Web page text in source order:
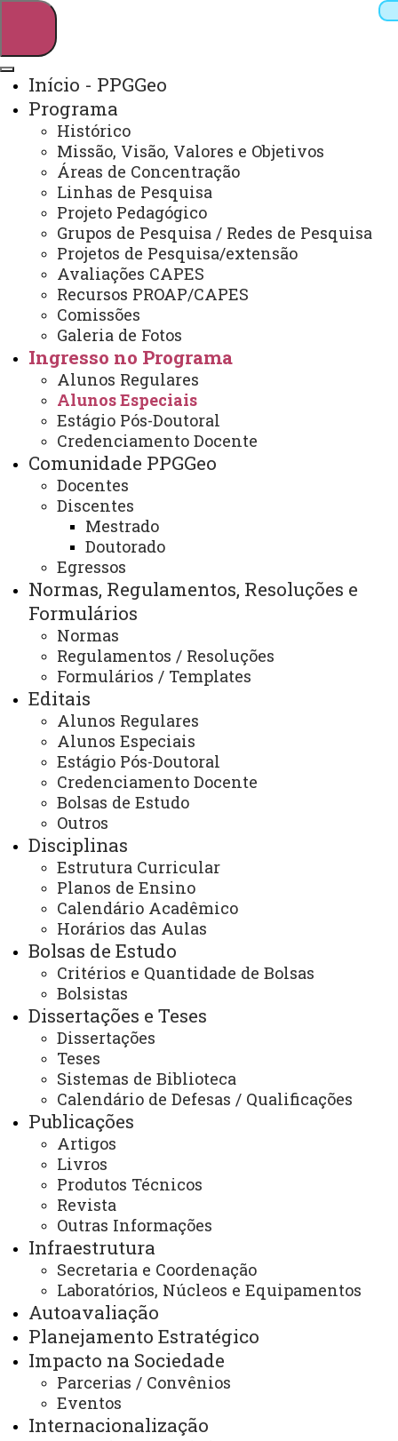
Webmail Sistemas
Arquivo Virtual
Campus
Início - PPGGeo
Programa
Histórico
Missão, Visão, Valores e Objetivos
Áreas de Concentração
Linhas de Pesquisa
Projeto Pedagógico
Grupos de Pesquisa / Redes de Pesquisa
Projetos de Pesquisa/extensão
Avaliações CAPES
Recursos PROAP/CAPES
Comissões
Galeria de Fotos
Ingresso no Programa
Alunos Regulares
Alunos Especiais
Estágio Pós-Doutoral
Credenciamento Docente
Comunidade PPGGeo
Docentes
Discentes
Mestrado
Doutorado
Egressos
Normas, Regulamentos, Resoluções e
Formulários
Normas
Regulamentos / Resoluções
Formulários / Templates
Editais
Alunos Regulares
Alunos Especiais
Estágio Pós-Doutoral
Credenciamento Docente
Bolsas de Estudo
Outros
Disciplinas
Estrutura Curricular
Planos de Ensino
Calendário Acadêmico
Horários das Aulas
Bolsas de Estudo
Critérios e Quantidade de Bolsas
Bolsistas
Dissertações e Teses
Dissertações
Teses
Sistemas de Biblioteca
Calendário de Defesas / Qualificações
Publicações
Artigos
Livros
Produtos Técnicos
Revista
Outras Informações
Infraestrutura
Secretaria e Coordenação
Laboratórios, Núcleos e Equipamentos
Autoavaliação
Planejamento Estratégico
Impacto na Sociedade
Parcerias / Convênios
Eventos
Internacionalização
Mestrado e Doutorado em Geografia Marechal
Cândido Rondon
Alunos Especiais
ATUALIZAÇÃO MAIS RECENTE: 13 DE SETEMBRO DE
ACESSOS: 1029
Facebook
Instagram
Youtube
rondon.pos.geografia@unioeste.br
mestradogeografia.mcrondon@gmail.com
Você está aqui:Unioeste
PPGGeo - Pós Graduação em Geografia - Marechal
Cândido Rondon
Ingresso no Programa
ACESSE
Acesso Restrito (Editores do Portal)
Arquivo Virtual
Bibliotecas
Identidade Visual
Mapa do Site
Ouvidoria
Portal Office 365
Sistemas
Telefones
Webmail
REITORIA
Secretaria Geral
Gabinete Reitoria